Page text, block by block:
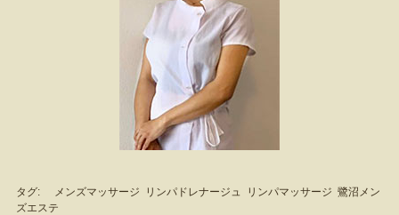
タグ: メンズマッサージ リンパドレナージュ リンパマッサージ 鷺沼メン
ズエステ